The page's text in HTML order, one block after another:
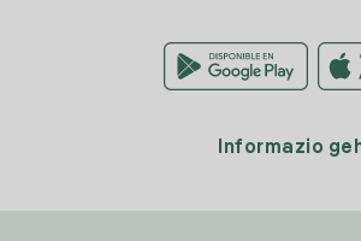
Informazio